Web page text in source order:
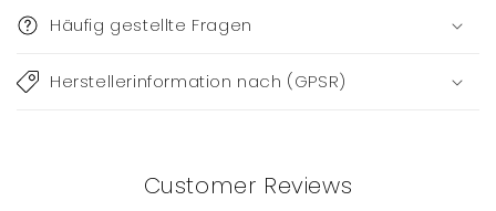
a
p
s
Häufig gestellte Fragen
Herstellerinformation nach (GPSR)
Customer Reviews